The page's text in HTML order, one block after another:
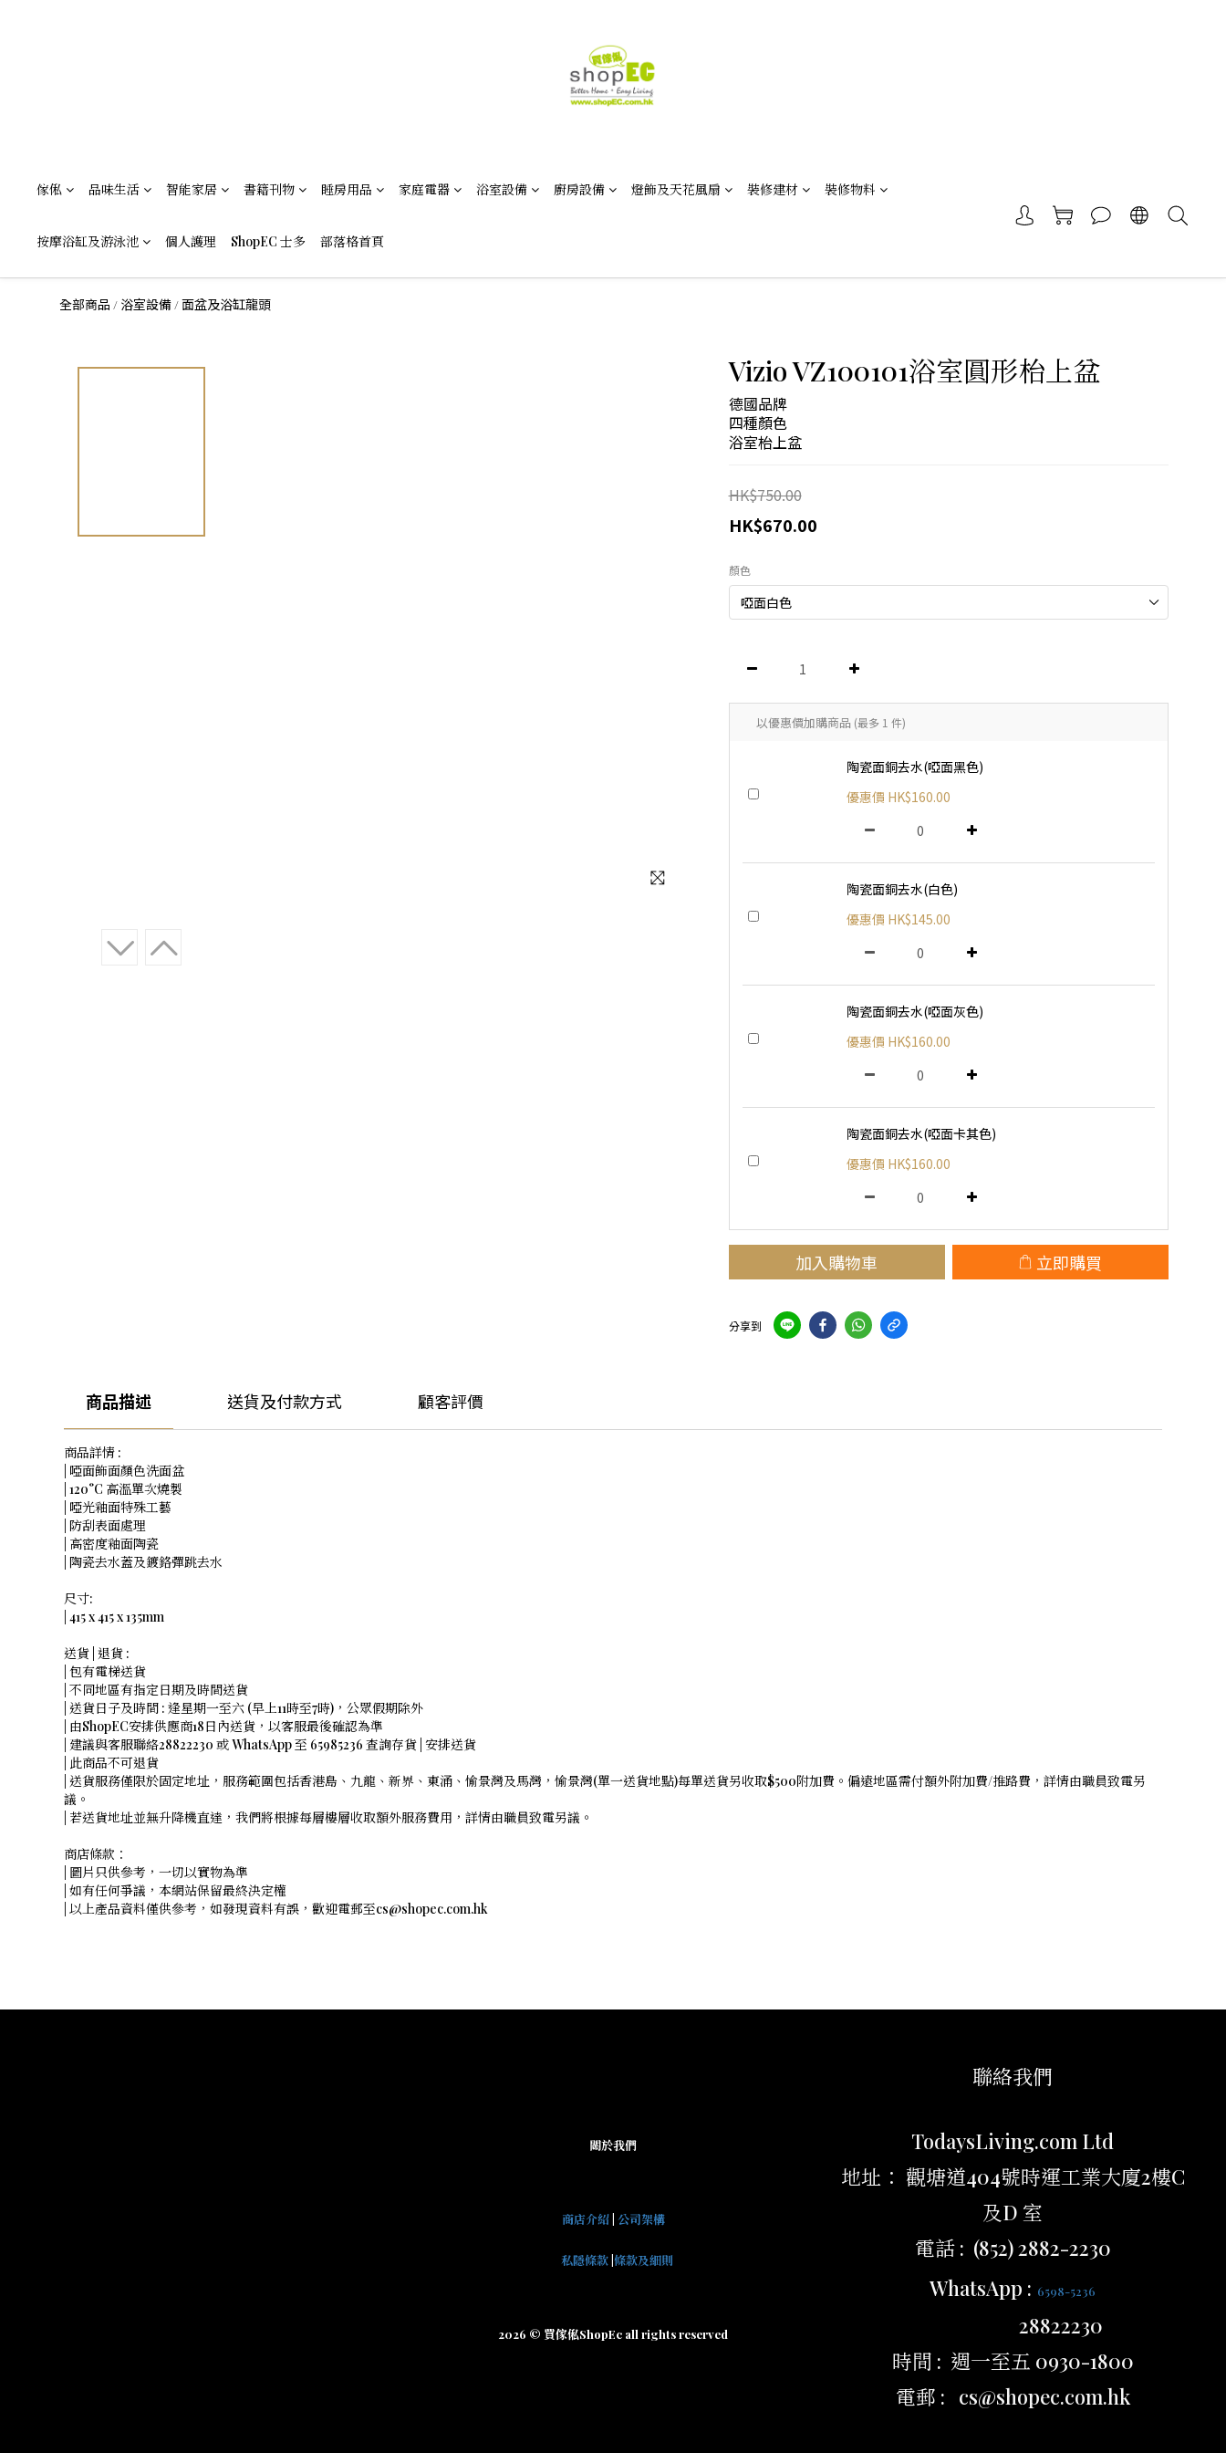
傢俬 品味生活 智能家居 書籍刊物 睡房用品 家庭電器 浴室設備 廚房設備 燈飾及天花風扇 裝修建材 裝修物料
按摩浴缸及游泳池 個人護理 ShopEC 士多 部落格首頁
全部商品 / 浴室設備 /面盆及浴缸龍頭
Vizio VZ100101浴室圓形枱上盆
德國品牌
四種顏色
浴室枱上盆
HK$750.00
HK$670.00
顏色
以優惠價加購商品 (最多 1 件)
陶瓷面銅去水(啞面黑色)
優惠價 HK$160.00
陶瓷面銅去水(白色)
優惠價 HK$145.00
陶瓷面銅去水(啞面灰色)
優惠價 HK$160.00
陶瓷面銅去水(啞面卡其色)
優惠價 HK$160.00
加入購物車 立即購買
分享到
商品描述 送貨及付款方式 顧客評價
商品詳情 :
| 啞面飾面顏色洗面盆
| 120°C 高溫單次燒製
| 啞光釉面特殊工藝
| 防刮表面處理
| 高密度釉面陶瓷
| 陶瓷去水蓋及鍍鉻彈跳去水
尺寸:
| 415 x 415 x 135mm
送貨 | 退貨 :
| 包有電梯送貨
| 不同地區有指定日期及時間送貨
| 送貨日子及時間 : 逢星期一至六 (早上11時至7時)，公眾假期除外
| 由ShopEC安排供應商18日內送貨，以客服最後確認為準
| 建議與客服聯絡28822230 或 WhatsApp 至 65985236 查詢存貨 | 安排送貨
| 此商品不可退貨
| 送貨服務僅限於固定地址，服務範圍包括香港島、九龍、新界、東涌、愉景灣及馬灣，愉景灣(單一送貨地點)每單送貨另收取$500附加費。偏遠地區需付額外附加費/推路費，詳情由職員致電另
議。
| 若送貨地址並無升降機直達，我們將根據每層樓層收取額外服務費用，詳情由職員致電另議。
商店條款：
| 圖片只供參考，一切以實物為準
| 如有任何爭議，本網站保留最終決定權
| 以上產品資料僅供參考，如發現資料有誤，歡迎電郵至cs@shopec.com.hk
關於我們
商店介紹| 公司架構
私隱條款 條款及細則
2026 © 買傢俬ShopEc all rights reserved
聯絡我們
TodaysLiving.com Ltd
地址： 觀塘道404號時運工業大廈2樓C
及D 室
電話 : (852) 2882-2230
WhatsApp : 6598-5236
28822230
時間 : 週一至五 0930-1800
電郵 : cs@shopec.com.hk